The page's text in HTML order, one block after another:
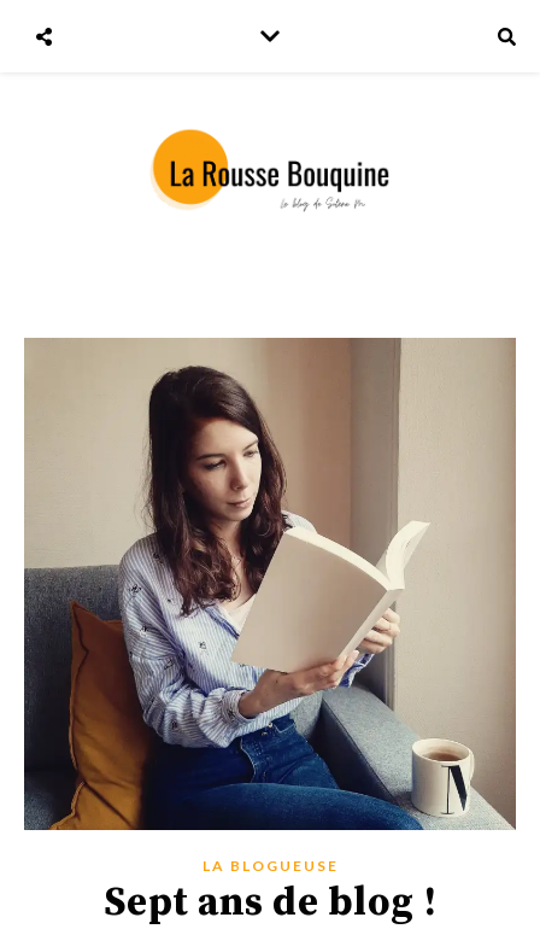
LA BLOGUEUSE
Sept ans de blog !